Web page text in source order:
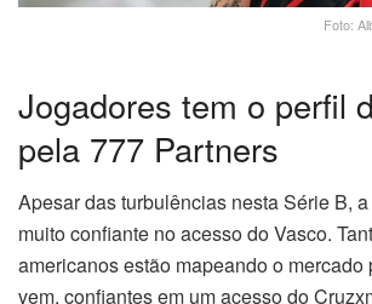
Foto:
Jogadores tem o perfil
pela 777 Partners
Apesar das turbulências nesta Série B,
muito confiante no acesso do Vasco.
americanos estão mapeando o mercado
vem, confiantes em um acesso do